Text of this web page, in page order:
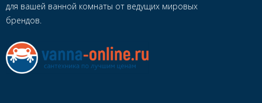
для вашей ванной комнаты от ведущих мировых
брендов.